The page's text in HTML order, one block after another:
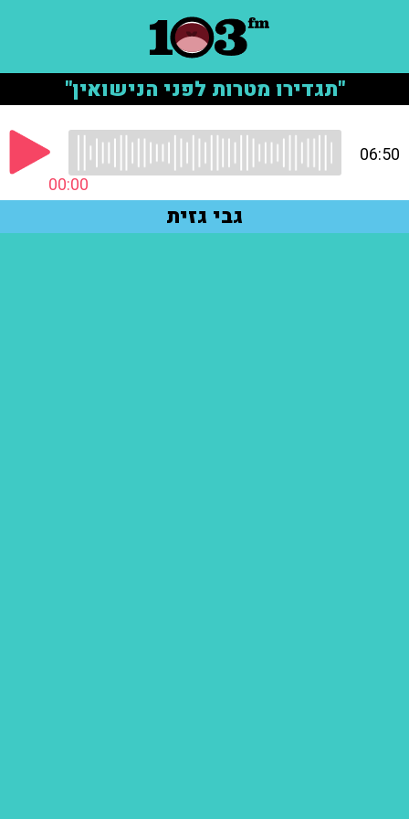
"תגדירו מטרות לפני הנישואין"
00:00
06:50
גבי גזית